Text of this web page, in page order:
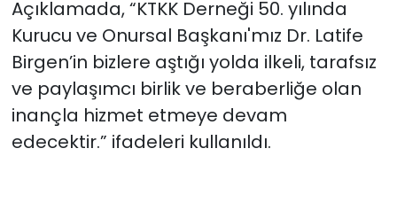
Açıklamada, “KTKK Derneği 50. yılında
Kurucu ve Onursal Başkanı'mız Dr. Latife
Birgen’in bizlere aştığı yolda ilkeli, tarafsız
ve paylaşımcı birlik ve beraberliğe olan
inançla hizmet etmeye devam
edecektir.” ifadeleri kullanıldı.